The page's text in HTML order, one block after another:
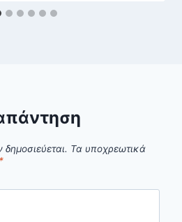
Τα υποχρεωτικά
*